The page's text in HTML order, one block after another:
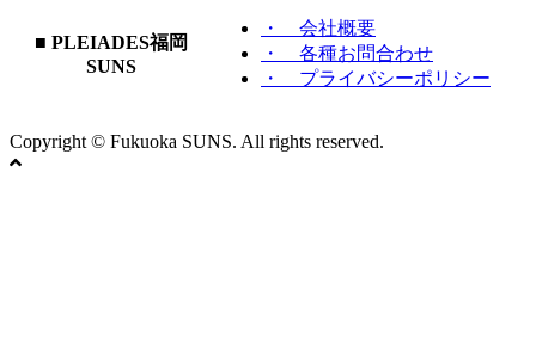
■ PLEIADES福岡
SUNS
・ 会社概要
・ 各種お問合わせ
・ プライバシーポリシー
Copyright © Fukuoka SUNS. All rights reserved.